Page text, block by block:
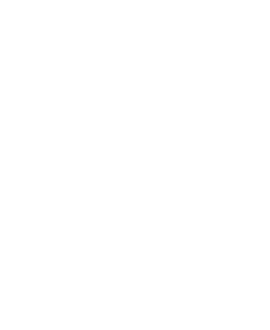
300s
300s
web-c8fcb484f-s8mfw to
ocarina/doks-
4zfs6 -n doks-wp -- /bin/